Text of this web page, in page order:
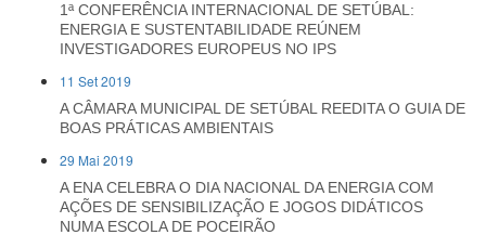
1ª CONFERÊNCIA INTERNACIONAL DE SETÚBAL:
ENERGIA E SUSTENTABILIDADE REÚNEM
INVESTIGADORES EUROPEUS NO IPS
11 Set 2019
A CÂMARA MUNICIPAL DE SETÚBAL REEDITA O GUIA DE
BOAS PRÁTICAS AMBIENTAIS
29 Mai 2019
A ENA CELEBRA O DIA NACIONAL DA ENERGIA COM
AÇÕES DE SENSIBILIZAÇÃO E JOGOS DIDÁTICOS
NUMA ESCOLA DE POCEIRÃO